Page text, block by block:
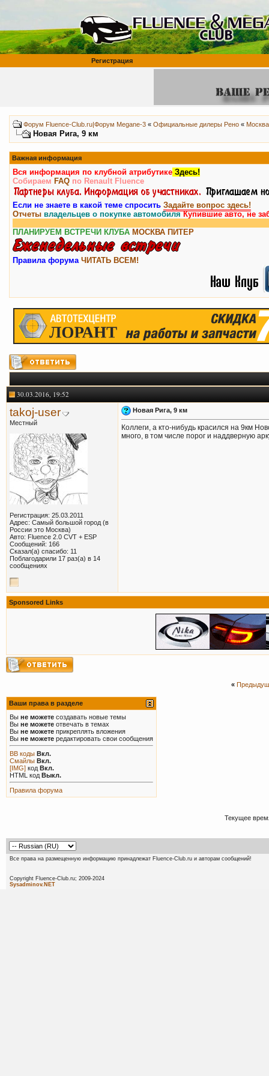
Регистрация
Форум Fluence-Club.ru|Форум Megane-3 « Официальные дилеры Рено «
Новая Рига, 9 км
Важная информация
Вся информация по клубной атрибутике Здесь!
Собираем FAQ по Renault Fluence
Если не знаете в какой теме спросить Задайте вопрос здесь!
Отчеты владельцев о покупке автомобиляКупившие авто, не
ПЛАНИРУЕМ ВСТРЕЧИ КЛУБА МОСКВА ПИТЕР
Правила форума ЧИТАТЬ ВСЕМ!
30.03.2016, 19:52
takoj-user
Местный
Регистрация: 25.03.2011
Адрес: Самый большой город (в
России это Москва)
Авто: Fluence 2.0 CVT + ESP
Сообщений: 166
Сказал(а) спасибо: 11
Поблагодарили 17 раз(а) в 14
сообщениях
Новая Рига, 9 км
Коллеги, а кто-нибудь красился на 9км
много, в том числе порог и наддверную
Sponsored Links
«
Ваши права в разделе
Вы не можете создавать новые темы
Вы не можете отвечать в темах
Вы не можете прикреплять вложения
Вы не можете редактировать свои сообщения
BB коды Вкл.
Смайлы Вкл.
[IMG] код Вкл.
HTML код Выкл.
Правила форума
Текущее
Все права на размещенную информацию принадлежат Fluence-Club.ru и авторам сообщений!
Copyright Fluence-Club.ru;
Sysadminov.NET